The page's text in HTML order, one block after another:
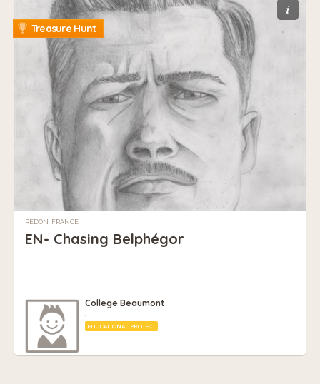
i
Treasure Hunt
REDON, FRANCE
EN- Chasing Belphégor
College Beaumont
EDUCATIONAL PROJECT